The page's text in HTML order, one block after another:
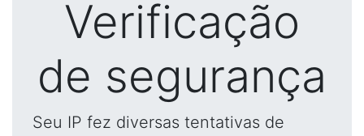
Verificação
de segurança
Seu IP fez diversas tentativas de